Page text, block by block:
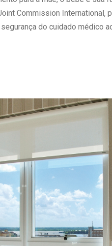
Quem Somos
Commission International,
do cuidado médico